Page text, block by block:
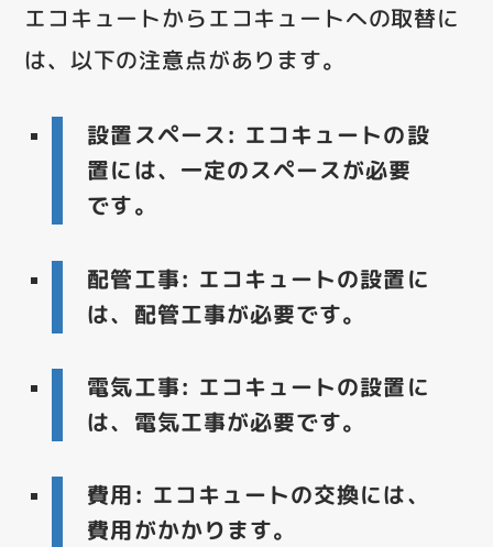
エコキュートからエコキュートへの取替に
は、以下の注意点があります。
設置スペース: エコキュートの設
置には、一定のスペースが必要
です。
配管工事: エコキュートの設置に
は、配管工事が必要です。
電気工事: エコキュートの設置に
は、電気工事が必要です。
費用: エコキュートの交換には、
費用がかかります。